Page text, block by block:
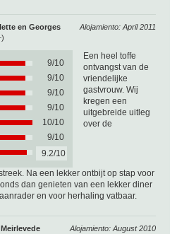
Alojamiento: April 2011
en Georges
9/10
9/10
9/10
9/10
10/10
9/10
9.2/10
Een heel toffe
ontvangst van de
vriendelijke
gastvrouw. Wij
kregen een
uitgebreide uitleg
over de
Na een lekker ontbijt op stap voor
dan genieten van een lekker diner
en voor herhaling vatbaar.
Alojamiento: August 2010
Meirlevede